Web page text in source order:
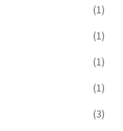
(1)
(1)
(1)
(1)
(3)